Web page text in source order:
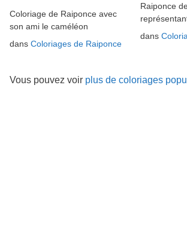
Coloriage de Raiponce avec
son ami le caméléon
dans Coloriages de Raiponce
Raiponce
dans
Vous pouvez voir plus de coloriages